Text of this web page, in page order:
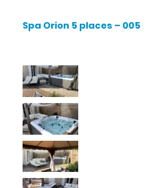
Spa Orion 5 places – 005